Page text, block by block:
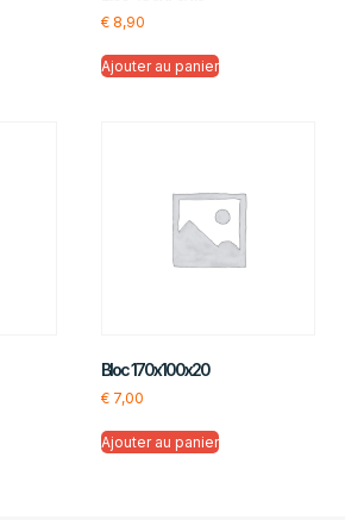
€8,90
Ajouter au panier
Bloc 170x100x20
€7,00
Ajouter au panier